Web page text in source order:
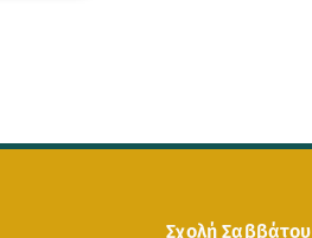
Σχολή Σαββάτου